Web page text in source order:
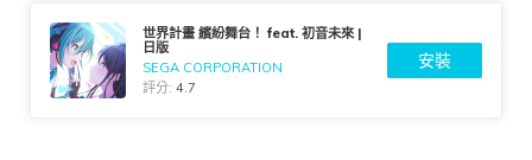
世界計畫 繽紛舞台！ feat. 初音未來 |
日版
SEGA CORPORATION
評分:4.7
安裝